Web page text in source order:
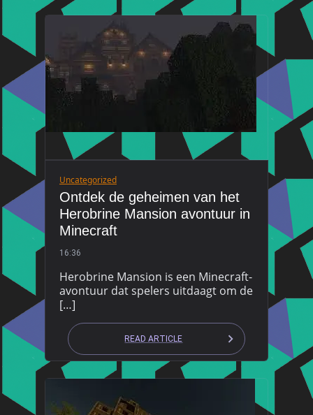
Uncategorized
Ontdek de geheimen van het
Herobrine Mansion avontuur in
Minecraft
16:36
Herobrine Mansion is een Minecraft-
avontuur dat spelers uitdaagt om de
[…]
READ ARTICLE